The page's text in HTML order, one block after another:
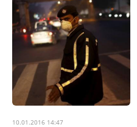
10.01.2016 14:47